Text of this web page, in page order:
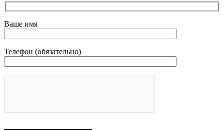
Ваше имя
Телефон (обязательно)